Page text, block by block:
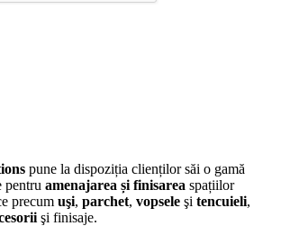
pune la dispoziția clienților săi o gamă
pentru amenajarea și finisarea spațiilor
precum uşi, parchet, vopsele şi tencuieli,
şi finisaje.